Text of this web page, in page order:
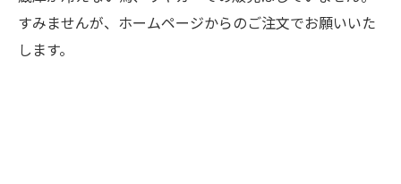
すみませんが、ホームページからのご注文でお願いいた
します。